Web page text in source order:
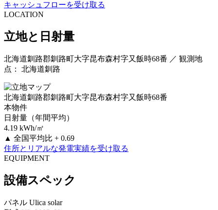
キャッシュフローを受け取る
LOCATION
立地と日射量
北海道釧路郡釧路町大字昆布森村字又飯時68番 ／ 観測地
点： 北海道釧路
北海道釧路郡釧路町大字昆布森村字又飯時68番
本物件
日射量（年間平均）
4.19 kWh/㎡
▲ 全国平均比 + 0.69
住所とリアルな発電実績を受け取る
EQUIPMENT
設備スペック
パネル Ulica solar